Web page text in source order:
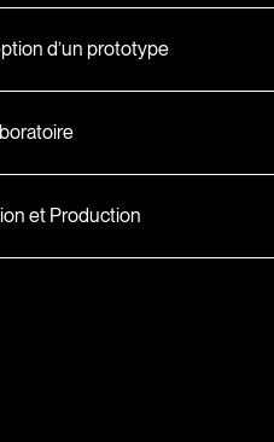
d’un prototype
et Production